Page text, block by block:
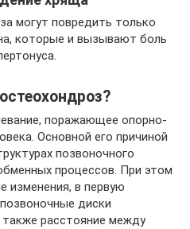
могут повредить только
которые и вызывают боль
поражающее опорно-
Основной его причиной
позвоночного
процессов. При этом
изменения, в первую
диски
расстояние между